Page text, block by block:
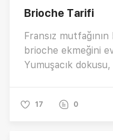
Brioche Tarifi
Fransız
brioche ekmeğini
Yumuşacık
“Evde brioche
17 0